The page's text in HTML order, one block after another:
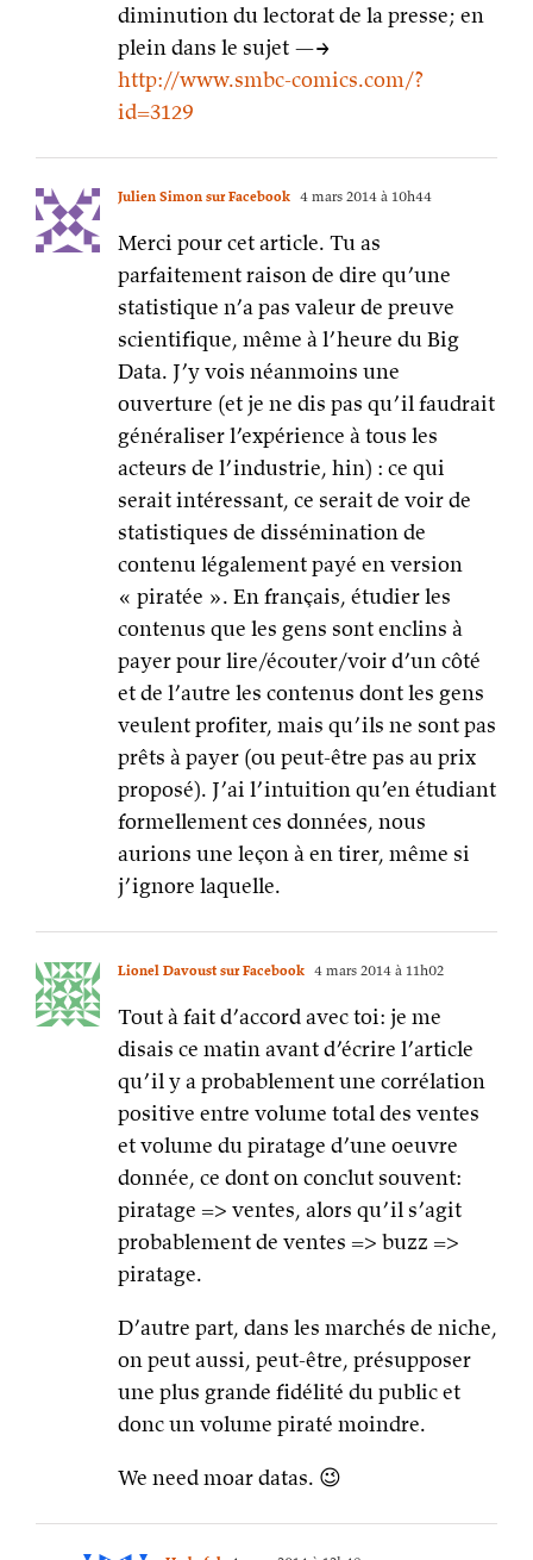
diminution du lectorat de la presse; en
plein dans le sujet —->
http://www.smbc-comics.com/?
id=3129
Julien Simon sur Facebook 4 mars 2014 à 10h44
Merci pour cet article. Tu as
parfaitement raison de dire qu’une
statistique n’a pas valeur de preuve
scientifique, même à l’heure du Big
Data. J’y vois néanmoins une
ouverture (et je ne dis pas qu’il faudrait
généraliser l’expérience à tous les
acteurs de l’industrie, hin) : ce qui
serait intéressant, ce serait de voir de
statistiques de dissémination de
contenu légalement payé en version
« piratée ». En français, étudier les
contenus que les gens sont enclins à
payer pour lire/écouter/voir d’un côté
et de l’autre les contenus dont les gens
veulent profiter, mais qu’ils ne sont pas
prêts à payer (ou peut-être pas au prix
proposé). J’ai l’intuition qu’en étudiant
formellement ces données, nous
aurions une leçon à en tirer, même si
j’ignore laquelle.
Lionel Davoust sur Facebook 4 mars 2014 à 11h02
Tout à fait d’accord avec toi: je me
disais ce matin avant d’écrire l’article
qu’il y a probablement une corrélation
positive entre volume total des ventes
et volume du piratage d’une oeuvre
donnée, ce dont on conclut souvent:
piratage => ventes, alors qu’il s’agit
probablement de ventes => buzz =>
piratage.
D’autre part, dans les marchés de niche,
on peut aussi, peut-être, présupposer
une plus grande fidélité du public et
donc un volume piraté moindre.
We need moar datas. 😉